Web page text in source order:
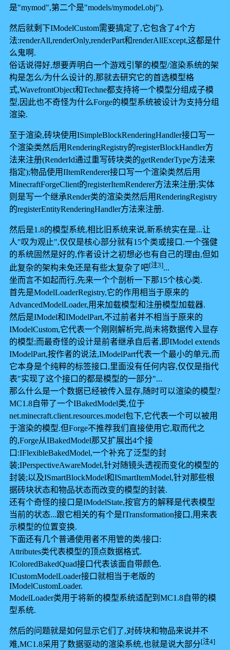
是"mymod",第二个是"models/mymodel.obj").
然后就剩下IModelCustom需要搞定了,它包含了4个方
法:renderAll,renderOnly,renderPart和renderAllExcept,这都是什
么鬼啊.
俗话说得好,想要弄明白一个游戏引擎的模型/渲染系统的架
构是怎么/为什么设计的,那就去研究它的首选模型格
式,WavefrontObject和Techne都支持将一个模型分组成子模
型,因此也不奇怪为什么Forge的模型系统被设计为支持分组
渲染.
至于渲染,砖块使用ISimpleBlockRenderingHandler接口写一
个渲染类然后用RenderingRegistry的registerBlockHandler方
法来注册(RenderId通过重写砖块类的getRenderType方法来
指定);物品使用IItemRenderer接口写一个渲染类然后用
MinecraftForgeClient的registerItemRenderer方法来注册;实体
则是写一个继承Render类的渲染类然后用RenderingRegistry
的registerEntityRenderingHandler方法来注册.
然后是1.8的模型系统,相比旧系统来说,新系统实在是...让
人"叹为观止",仅仅是核心部分就有15个类或接口.一个强健
的系统固然是好的,作者设计之初想必也有自己的理由,但如
此复杂的架构未免还是有些太复杂了吧[注3]...
坐而言不如起而行,先来一个个剖析一下那15个核心类.
首先是ModelLoaderRegistry,它的作用相当于原来的
AdvancedModelLoader,用来加载模型和注册模型加载器.
然后是IModel和IModelPart,不过前者并不相当于原来的
IModelCustom,它代表一个刚刚解析完,尚未将数据传入显存
的模型;而最奇怪的设计是前者继承自后者,即IModel extends
IModelPart,按作者的说法,IModelPart代表一个最小的单元,而
它本身是个纯粹的标签接口,里面没有任何内容,仅仅是指代
表"实现了这个接口的都是模型的一部分"...
那么什么是一个数据已经被传入显存,随时可以渲染的模型?
MC1.8自带了一个IBakedModel类,位于
net.minecraft.client.resources.model包下,它代表一个可以被用
于渲染的模型.但Forge不推荐我们直接使用它,取而代之
的,Forge从IBakedModel那又扩展出4个接
口:IFlexibleBakedModel,一个补充了泛型的封
装;IPerspectiveAwareModel,针对随镜头透视而变化的模型的
封装;以及ISmartBlockModel和ISmartItemModel,针对那些根
据砖块状态和物品状态而改变的模型的封装.
还有个奇怪的接口是IModelState,按官方的解释是代表模型
当前的状态...跟它相关的有个是ITransformation接口,用来表
示模型的位置变换.
下面还有几个普通使用者不用管的类/接口:
Attributes类代表模型的顶点数据格式.
IColoredBakedQuad接口代表该面自带颜色.
ICustomModelLoader接口就相当于老版的
IModelCustomLoader.
ModelLoader类用于将新的模型系统适配到MC1.8自带的模
型系统.
然后的问题就是如何显示它们了,对砖块和物品来说并不
难,MC1.8采用了数据驱动的渲染系统,也就是说大部分[注4]